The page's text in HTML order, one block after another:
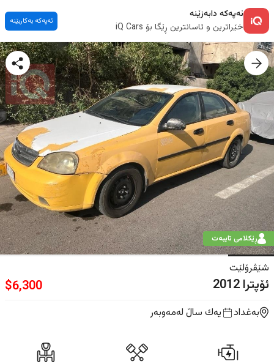
ئەپەکە دابەزێنە
خێراترین و ئاسانترین ڕێگا بۆ iQ Cars
ئەپەکە بەکاربێنە
ڕێکلامی تایبەت
شێڤرۆلێت
ئۆپترا2012
$6,300
بەغداد یه‌ك ساڵ لەمەوبەر